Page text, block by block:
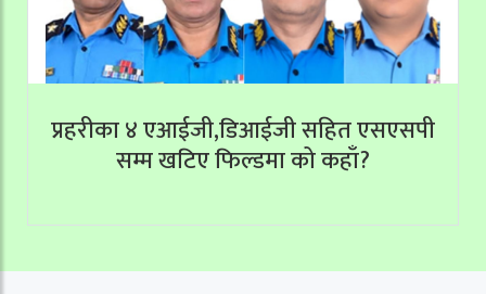
प्रहरीका ४ एआईजी,डिआईजी सहित एसएसपी
सम्म खटिए फिल्डमा को कहाँ?